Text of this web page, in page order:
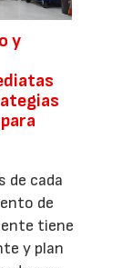
y
de cada
de
tiene
y plan